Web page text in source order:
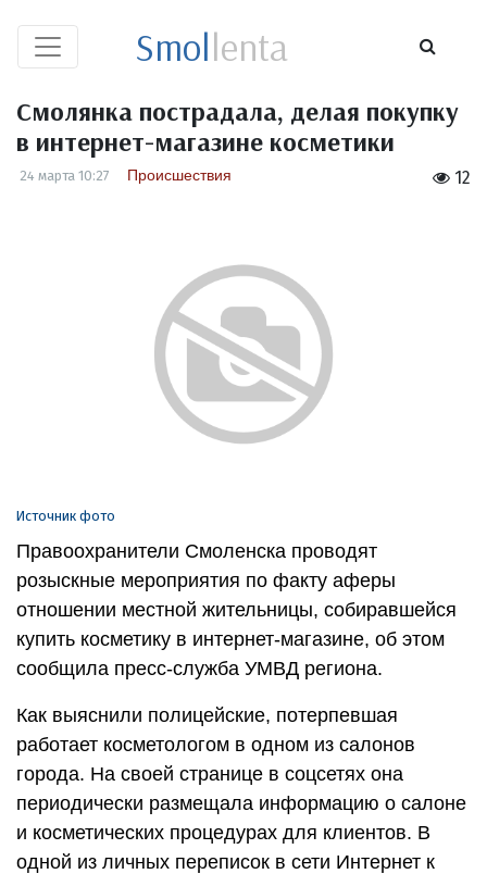
Smollenta
Смолянка пострадала, делая покупку
в интернет-магазине косметики
12
24 марта 10:27 Происшествия
Источник фото
Правоохранители Смоленска проводят
розыскные мероприятия по факту аферы
отношении местной жительницы, собиравшейся
купить косметику в интернет-магазине, об этом
сообщила пресс-служба УМВД региона.
Как выяснили полицейские, потерпевшая
работает косметологом в одном из салонов
города. На своей странице в соцсетях она
периодически размещала информацию о салоне
и косметических процедурах для клиентов. В
одной из личных переписок в сети Интернет к